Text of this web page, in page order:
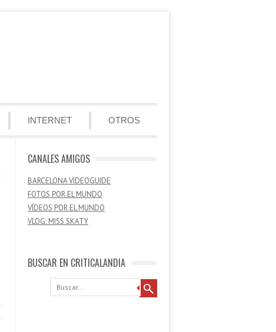
INTERNET OTROS
CANALES AMIGOS
BARCELONA VIDEOGUIDE
FOTOS POR EL MUNDO
VÍDEOS POR EL MUNDO
VLOG: MISS SKATY
BUSCAR EN CRITICALANDIA
Buscar